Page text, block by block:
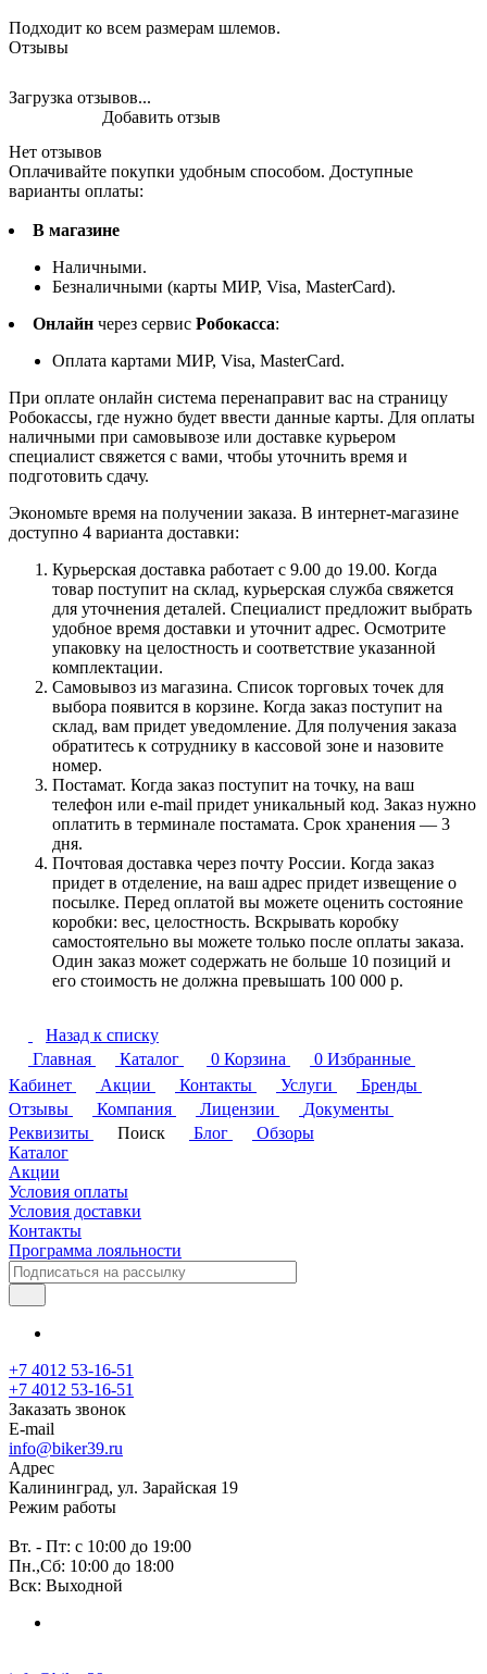
Подходит ко всем размерам шлемов.
Отзывы
Загрузка отзывов...
Нет отзывов
Добавить отзыв
Оплачивайте покупки удобным способом. Доступные
варианты оплаты:
В магазине
Наличными.
Безналичными (карты МИР, Visa, MasterCard).
Онлайн через сервис Робокасса:
Оплата картами МИР, Visa, MasterCard.
При оплате онлайн система перенаправит вас на страницу
Робокассы, где нужно будет ввести данные карты. Для оплаты
наличными при самовывозе или доставке курьером
специалист свяжется с вами, чтобы уточнить время и
подготовить сдачу.
Экономьте время на получении заказа. В интернет-магазине
доступно 4 варианта доставки:
Курьерская доставка работает с 9.00 до 19.00. Когда
товар поступит на склад, курьерская служба свяжется
для уточнения деталей. Специалист предложит выбрать
удобное время доставки и уточнит адрес. Осмотрите
упаковку на целостность и соответствие указанной
комплектации.
Самовывоз из магазина. Список торговых точек для
выбора появится в корзине. Когда заказ поступит на
склад, вам придет уведомление. Для получения заказа
обратитесь к сотруднику в кассовой зоне и назовите
номер.
Постамат. Когда заказ поступит на точку, на ваш
телефон или e-mail придет уникальный код. Заказ нужно
оплатить в терминале постамата. Срок хранения — 3
дня.
Почтовая доставка через почту России. Когда заказ
придет в отделение, на ваш адрес придет извещение о
посылке. Перед оплатой вы можете оценить состояние
коробки: вес, целостность. Вскрывать коробку
самостоятельно вы можете только после оплаты заказа.
Один заказ может содержать не больше 10 позиций и
его стоимость не должна превышать 100 000 р.
Назад к списку
Главная
Каталог 0 Корзина 0 Избранные
Кабинет
Акции Контакты Услуги
Бренды
Отзывы
Компания Лицензии
Документы
Реквизиты
Поиск Блог
Обзоры
Каталог
Акции
Условия оплаты
Условия доставки
Контакты
Программа лояльности
+7 4012 53-16-51
+7 4012 53-16-51
Заказать звонок
E-mail
info@biker39.ru
Адрес
Калининград, ул. Зарайская 19
Режим работы
Вт. - Пт: с 10:00 до 19:00
Пн.,Сб: 10:00 до 18:00
Вск: Выходной